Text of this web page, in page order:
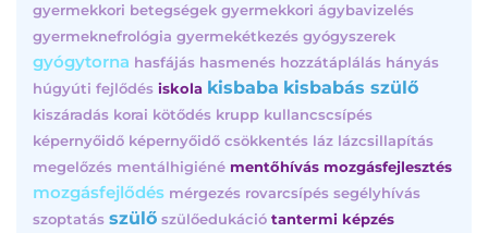
gyermekkori betegségek gyermekkori ágybavizelés
gyermeknefrológia gyermekétkezés gyógyszerek
gyógytorna hasfájás hasmenés hozzátáplálás hányás
húgyúti fejlődés iskola kisbaba kisbabás szülő
kiszáradás korai kötődés krupp kullancscsípés
képernyőidő képernyőidő csökkentés láz lázcsillapítás
megelőzés mentálhigiéné mentőhívás mozgásfejlesztés
mozgásfejlődés mérgezés rovarcsípés segélyhívás
szoptatás szülő szülőedukáció tantermi képzés